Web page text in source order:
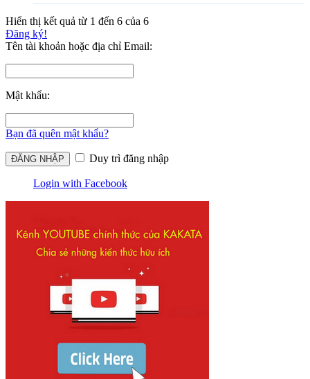
Hiển thị kết quả từ 1 đến 6 của 6
Đăng ký!
Tên tài khoản hoặc địa chỉ Email:
Mật khẩu:
Bạn đã quên mật khẩu?
Duy trì đăng nhập
Login with Facebook